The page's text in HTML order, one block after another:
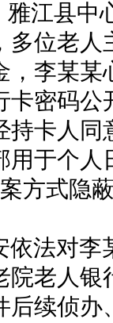
雅江县
多位老
，李某
卡密码
持卡人
用于个
方式隐
依法对
院老人
后续侦